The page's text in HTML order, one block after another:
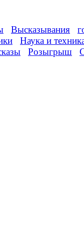
Высказывания
Наука и
Розыгрыш